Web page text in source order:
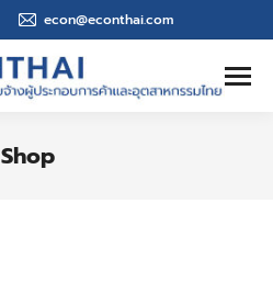
econ@econthai.com
Shop